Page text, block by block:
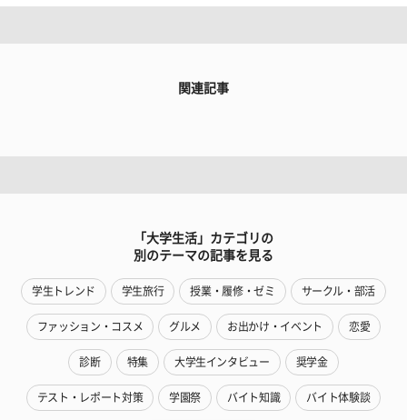
関連記事
「大学生活」カテゴリの
別のテーマの記事を見る
学生トレンド 学生旅行 授業・履修・ゼミ サークル・部活
ファッション・コスメ グルメ お出かけ・イベント 恋愛
診断 特集 大学生インタビュー 奨学金
テスト・レポート対策 学園祭 バイト知識 バイト体験談